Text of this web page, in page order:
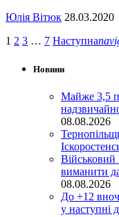
Юлія Вітюк 28.03.2020
1 2 3 … 7 Наступна
Новини
Майже 3,5
08.08.2026
Військовий
виманити
08.08.2026
До +12
у наступні